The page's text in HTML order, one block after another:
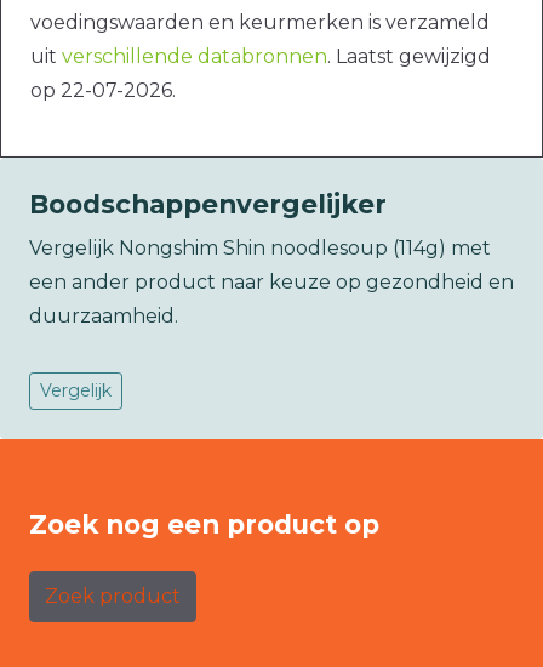
voedingswaarden en keurmerken is verzameld
uit verschillende databronnen. Laatst gewijzigd
op 22-07-2026.
Boodschappenvergelijker
Vergelijk Nongshim Shin noodlesoup (114g) met
een ander product naar keuze op gezondheid en
duurzaamheid.
Vergelijk
Zoek nog een product op
Zoek product